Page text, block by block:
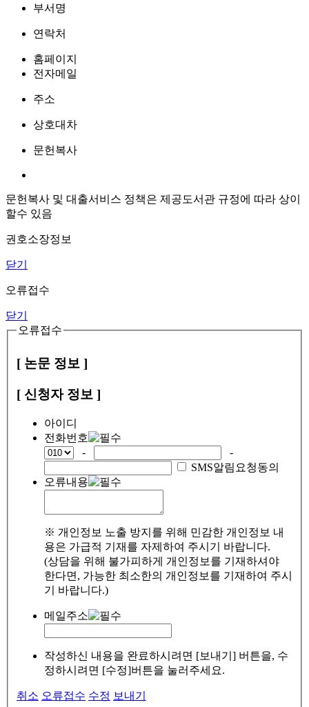
부서명
연락처
홈페이지
전자메일
주소
상호대차
문헌복사
문헌복사 및 대출서비스 정책은 제공도서관 규정에 따라 상이
할수 있음
권호소장정보
닫기
오류접수
닫기
오류접수
[ 논문 정보 ]
[ 신청자 정보 ]
아이디
전화번호
-
-
SMS알림요청동의
오류내용
※ 개인정보 노출 방지를 위해 민감한 개인정보 내
용은 가급적 기재를 자제하여 주시기 바랍니다.
(상담을 위해 불가피하게 개인정보를 기재하셔야
한다면, 가능한 최소한의 개인정보를 기재하여 주시
기 바랍니다.)
메일주소
작성하신 내용을 완료하시려면 [보내기] 버튼을, 수
정하시려면 [수정]버튼을 눌러주세요.
취소 오류접수 수정 보내기